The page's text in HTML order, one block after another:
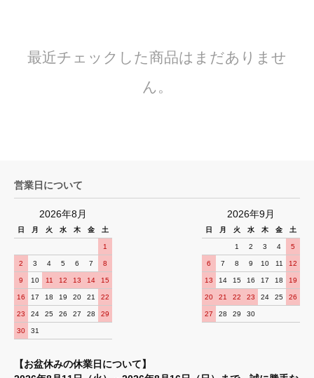
最近チェックした商品はまだありませ
ん。
営業日について
2026年8月
日 月 火 水 木 金 土
1
2 3 4 5 6 7 8
9 10 11 12 13 14 15
16 17 18 19 20 21 22
23 24 25 26 27 28 29
30 31
2026年9月
日 月 火 水 木 金 土
1 2 3 4 5
6 7 8 9 10 11 12
13 14 15 16 17 18 19
20 21 22 23 24 25 26
27 28 29 30
【お盆休みの休業日について】